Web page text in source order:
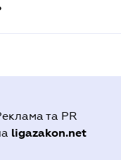
та PR
ligazakon.net